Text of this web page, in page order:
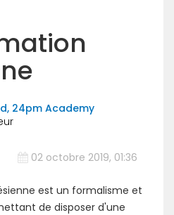
24pm Academy
02 octobre 2019, 01:36
est un formalisme et
de disposer d'une